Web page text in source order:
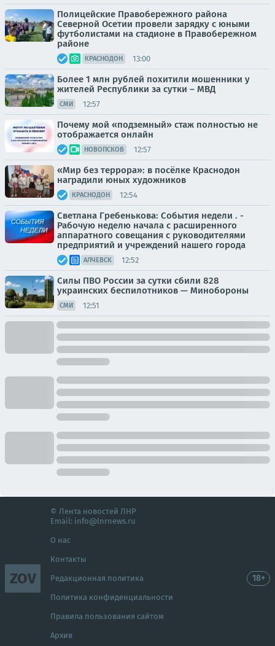
Полицейские Правобережного района
Северной Осетии провели зарядку с юными
футболистами на стадионе в Правобережном
районе
КРАСНОДОН 13:00
Более 1 млн рублей похитили мошенники у
жителей Республики за сутки – МВД
СМИ 12:57
Почему мой «подземный» стаж полностью не
отображается онлайн
НОВОПСКОВ 12:57
«Мир без террора»: в посёлке Краснодон
наградили юных художников
КРАСНОДОН 12:54
Светлана Гребенькова: События недели . -
Рабочую неделю начала с расширенного
аппаратного совещания с руководителями
предприятий и учреждений нашего города
АЛЧЕВСК 12:52
Силы ПВО России за сутки сбили 828
украинских беспилотников — Минобороны
СМИ 12:51
ZOV
© Лента новостей ЛНР
Email: info@lnrnews.ru
О нас
Контакты
Редакционная политика
Политика конфиденциальности
Правила пользования сайтом
Архив
18+